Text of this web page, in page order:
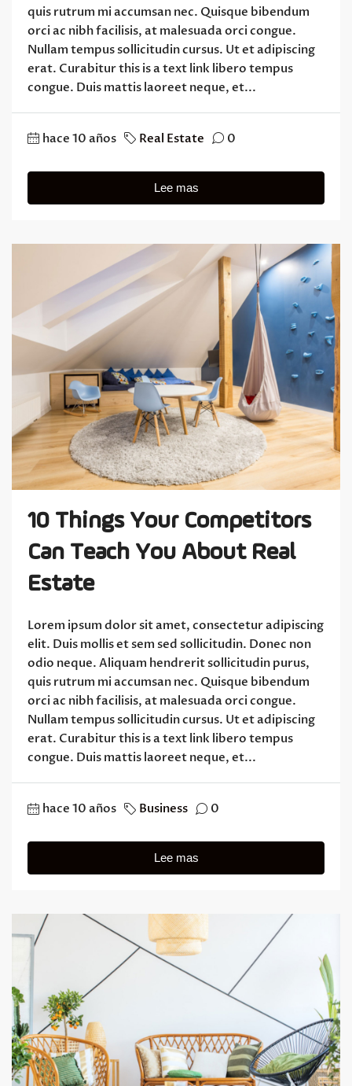
quis rutrum mi accumsan nec. Quisque bibendum
orci ac nibh facilisis, at malesuada orci congue.
Nullam tempus sollicitudin cursus. Ut et adipiscing
erat. Curabitur this is a text link libero tempus
congue. Duis mattis laoreet neque, et...
hace 10 años Real Estate 0
Lee mas
10 Things Your Competitors
Can Teach You About Real
Estate
Lorem ipsum dolor sit amet, consectetur adipiscing
elit. Duis mollis et sem sed sollicitudin. Donec non
odio neque. Aliquam hendrerit sollicitudin purus,
quis rutrum mi accumsan nec. Quisque bibendum
orci ac nibh facilisis, at malesuada orci congue.
Nullam tempus sollicitudin cursus. Ut et adipiscing
erat. Curabitur this is a text link libero tempus
congue. Duis mattis laoreet neque, et...
hace 10 años Business 0
Lee mas